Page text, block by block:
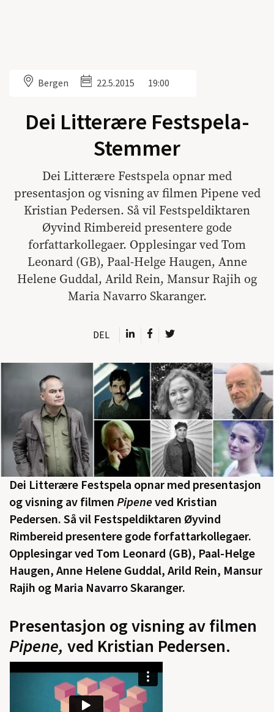
Bergen 22.5.2015 19:00
Dei Litterære Festspela-
Stemmer
Dei Litterære Festspela opnar med
presentasjon og visning av filmen Pipene ved
Kristian Pedersen. Så vil Festspeldiktaren
Øyvind Rimbereid presentere gode
forfattarkollegaer. Opplesingar ved Tom
Leonard (GB), Paal-Helge Haugen, Anne
Helene Guddal, Arild Rein, Mansur Rajih og
Maria Navarro Skaranger.
DEL
Dei Litterære Festspela opnar med presentasjon
og visning av filmenPipeneved Kristian
Pedersen. Så vil Festspeldiktaren Øyvind
Rimbereid presentere gode forfattarkollegaer.
Opplesingar ved Tom Leonard (GB), Paal-Helge
Haugen, Anne Helene Guddal, Arild Rein, Mansur
Rajih og Maria Navarro Skaranger.
Presentasjon og visning av filmen
Pipene, ved Kristian Pedersen.